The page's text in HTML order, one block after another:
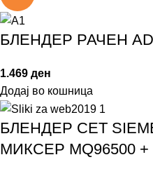
БЛЕНДЕР РАЧЕН
1.469 ден
Додај во кошница
БЛЕНДЕР СЕТ
МИКСЕР MQ96500